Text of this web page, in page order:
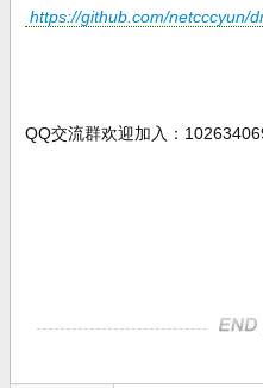
https://github.com/netcccyun/
QQ交流群欢迎加入：